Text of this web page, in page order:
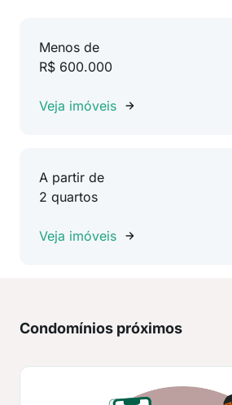
Menos de
R$ 600.000
Veja imóveis
A partir de
2 quartos
Veja imóveis
Condomínios próximos